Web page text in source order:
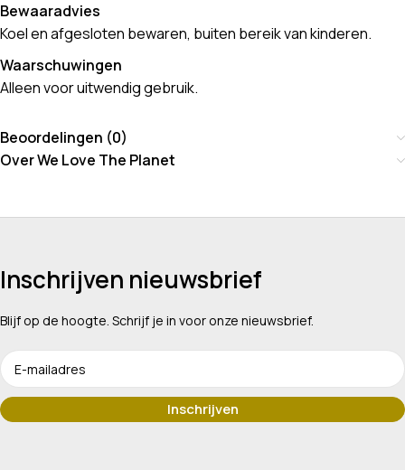
Bewaaradvies
Koel en afgesloten bewaren, buiten bereik van kinderen.
Waarschuwingen
Alleen voor uitwendig gebruik.
Beoordelingen (0)
Over We Love The Planet
Inschrijven nieuwsbrief
Blijf op de hoogte. Schrijf je in voor onze nieuwsbrief.